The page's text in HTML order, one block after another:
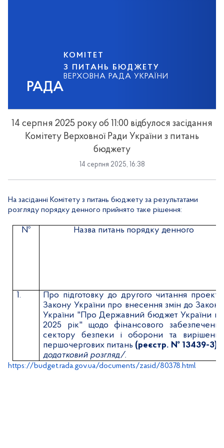
РАДА
КОМІТЕТ
З ПИТАНЬ БЮДЖЕТУ
ВЕРХОВНА РАДА УКРАЇНИ
14 серпня 2025 року об 11:00 відбулося засідання
Комітету Верховної Ради України з питань
бюджету
14 серпня 2025, 16:38
На засіданні Комітету з питань бюджету за результатами
розгляду порядку денного прийнято таке рішення:
№ Назва питань порядку денного
1.
Про підготовку до другого читання проекту
Закону України про внесення змін до Закону
України "Про Державний бюджет України на
2025 рік" щодо фінансового забезпечення
сектору безпеки і оборони та вирішення
першочергових питань (реєстр. № 13439-3)
додатковий розгляд/.
https://budget.rada.gov.ua/documents/zasid/80378.html